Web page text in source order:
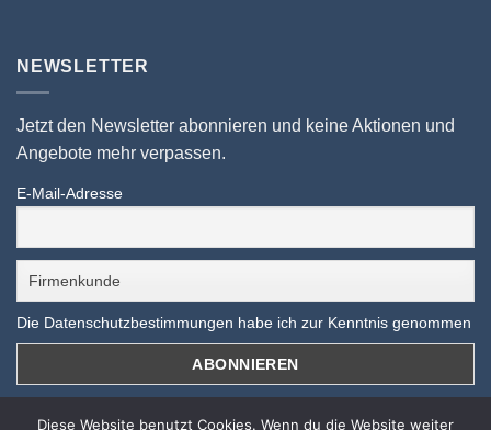
NEWSLETTER
Jetzt den Newsletter abonnieren und keine Aktionen und
Angebote mehr verpassen.
E-Mail-Adresse
Die Datenschutzbestimmungen habe ich zur Kenntnis genommen
Diese Website benutzt Cookies. Wenn du die Website weiter